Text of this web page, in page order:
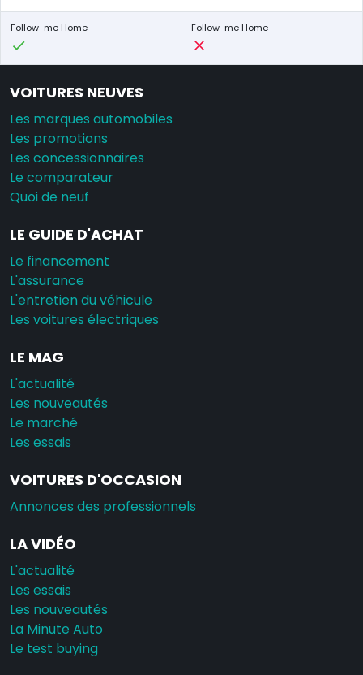
Follow-me Home Follow-me Home
VOITURES NEUVES
Les marques automobiles
Les promotions
Les concessionnaires
Le comparateur
Quoi de neuf
LE GUIDE D'ACHAT
Le financement
L'assurance
L'entretien du véhicule
Les voitures électriques
LE MAG
L'actualité
Les nouveautés
Le marché
Les essais
VOITURES D'OCCASION
Annonces des professionnels
LA VIDÉO
L'actualité
Les essais
Les nouveautés
La Minute Auto
Le test buying